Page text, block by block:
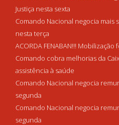
Justiça nesta sexta
Comando Nacional negocia mais
nesta terça
ACORDA FENABAN!!!
Comando cobra melhorias da
assistência à saúde
Comando Nacional negocia
segunda
Comando Nacional negocia
segunda